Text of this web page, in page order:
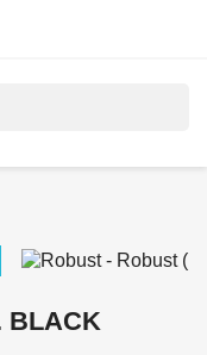
BLACK